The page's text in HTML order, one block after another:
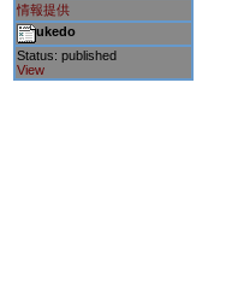
情報提供
ukedo
Status: published
View